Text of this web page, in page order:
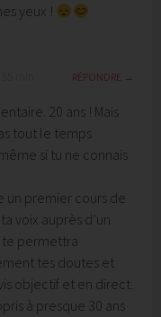
yeux !
RÉPONDRE
20 ans ! Mais
tout le temps
si tu ne connais
un premier cours de
voix auprès d’un
te permettra
tes doutes et
objectif et en direct.
à presque 30 ans